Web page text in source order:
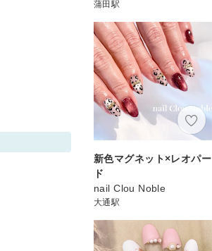
蒲田駅
新色マグネット×レオパー
ド
nail Clou Noble
大通駅